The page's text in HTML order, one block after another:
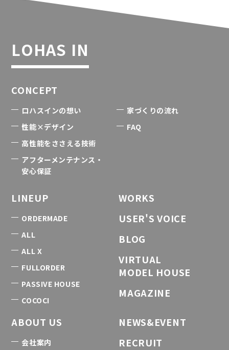
LOHAS IN
CONCEPT
ロハスインの想い
性能×デザイン
高性能をささえる技術
アフターメンテナンス・
安心保証
家づくりの流れ
FAQ
LINEUP
ORDERMADE
ALL
ALL X
FULLORDER
PASSIVE HOUSE
COCOCI
WORKS
USER'S VOICE
BLOG
VIRTUAL
MODEL HOUSE
MAGAZINE
ABOUT US
会社案内
NEWS&EVENT
RECRUIT